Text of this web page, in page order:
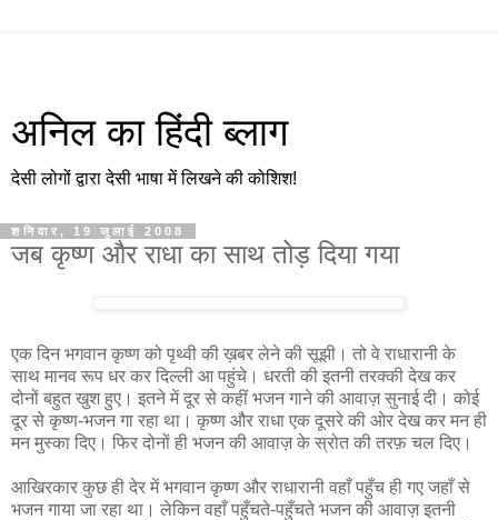
अनिल का हिंदी ब्लाग
देसी लोगों द्वारा देसी भाषा में लिखने की कोशिश!
शनिवार, 19 जुलाई 2008
जब कृष्ण और राधा का साथ तोड़ दिया गया
एक दिन भगवान कृष्ण को पृथ्वी की ख़बर लेने की सूझी। तो वे राधारानी के
साथ मानव रूप धर कर दिल्ली आ पहुंचे। धरती की इतनी तरक्की देख कर
दोनों बहुत खुश हुए। इतने में दूर से कहीं भजन गाने की आवाज़ सुनाई दी। कोई
दूर से कृष्ण-भजन गा रहा था। कृष्ण और राधा एक दूसरे की ओर देख कर मन ही
मन मुस्का दिए। फिर दोनों ही भजन की आवाज़ के स्रोत की तरफ़ चल दिए।
आखिरकार कुछ ही देर में भगवान कृष्ण और राधारानी वहाँ पहुँच ही गए जहाँ से
भजन गाया जा रहा था। लेकिन वहाँ पहुँचते-पहुँचते भजन की आवाज़ इतनी